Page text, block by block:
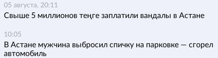
05 августа, 20:11
Свыше 5 миллионов теңге заплатили вандалы в Астане
10:05
В Астане мужчина выбросил спичку на парковке — сгорел
автомобиль